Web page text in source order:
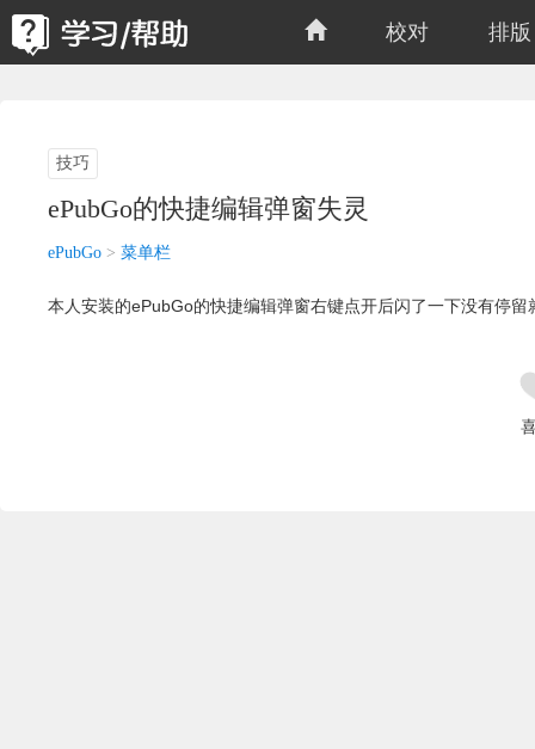
校对 排版
技巧
ePubGo的快捷编辑弹窗失灵
ePubGo > 菜单栏
本人安装的ePubGo的快捷编辑弹窗右键点开后闪了一下没有停